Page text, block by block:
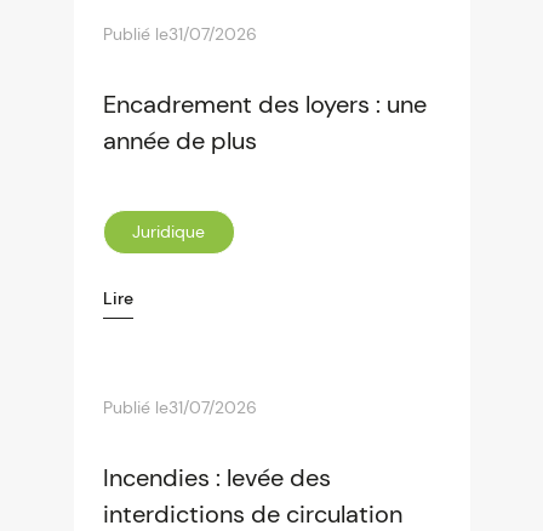
Publié le31/07/2026
Encadrement des loyers : une
année de plus
Juridique
Lire
Publié le31/07/2026
Incendies : levée des
interdictions de circulation